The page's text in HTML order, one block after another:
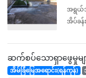
အရွယ်
အိပ်ခန်း
ဆက်စပ်သောရှာဖွေမှုမျ
အိမ်ခြံမြေအရောင်း(ရန်ကုန်)